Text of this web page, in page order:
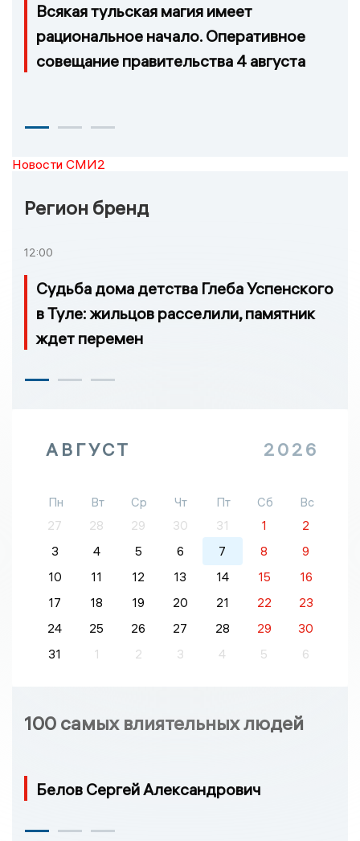
Всякая тульская магия имеет
рациональное начало. Оперативное
совещание правительства 4 августа
Новости СМИ2
Регион бренд
12:00
Судьба дома детства Глеба Успенского
в Туле: жильцов расселили, памятник
ждет перемен
АВГУСТ 2026
Пн Вт Ср Чт Пт Сб
Вс
27
28 29 30 31 1
2
3
4 5 6 7 8
9
10
11 12 13 14 15
16
17
18 19 20 21 22
23
24
25 26 27 28 29
30
31
1 2 3 4 5 6
100 самых влиятельных людей
Белов Сергей Александрович